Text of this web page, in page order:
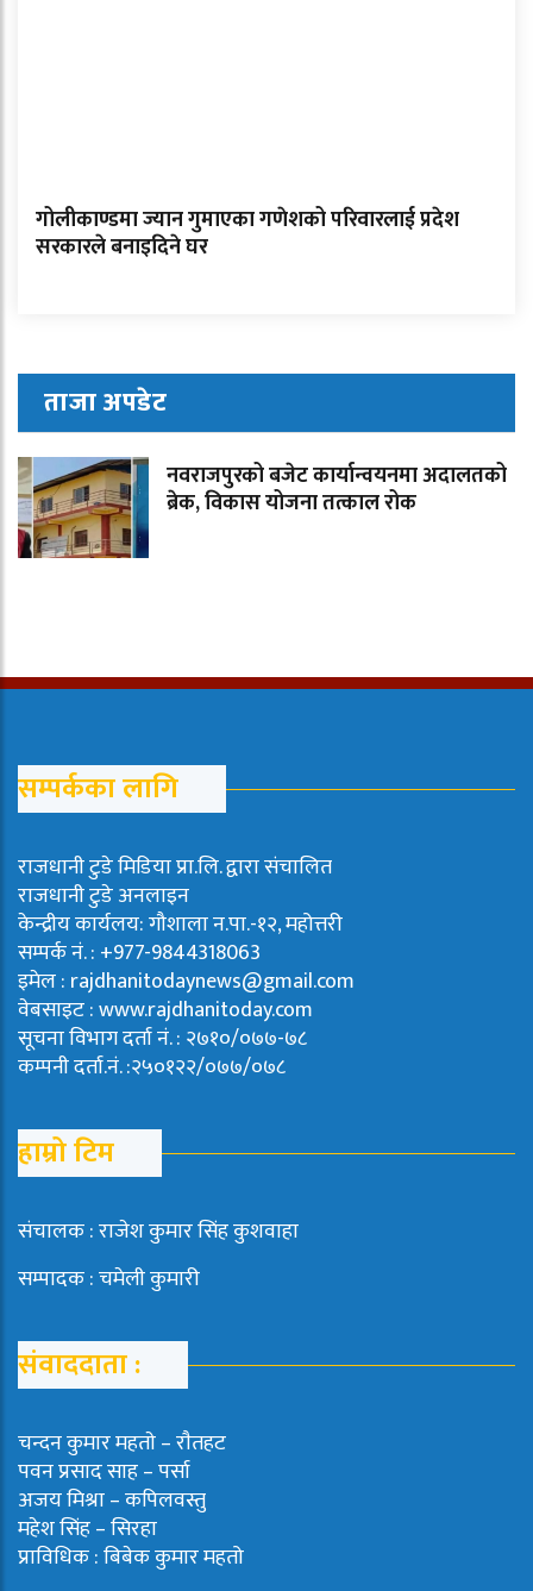
गोलीकाण्डमा ज्यान गुमाएका गणेशको परिवारलाई प्रदेश
सरकारले बनाइदिने घर
ताजा अपडेट
नवराजपुरको बजेट कार्यान्वयनमा अदालतको
ब्रेक, विकास योजना तत्काल रोक
सम्पर्कका लागि
राजधानी टुडे मिडिया प्रा.लि. द्वारा संचालित
राजधानी टुडे अनलाइन
केन्द्रीय कार्यलय: गौशाला न.पा.-१२, महोत्तरी
सम्पर्क नं. : +977-9844318063
इमेल : rajdhanitodaynews@gmail.com
वेबसाइट : www.rajdhanitoday.com
सूचना विभाग दर्ता नं. : २७१०/०७७-७८
कम्पनी दर्ता.नं. :२५०१२२/०७७/०७८
हाम्रो टिम
संचालक : राजेश कुमार सिंह कुशवाहा
सम्पादक : चमेली कुमारी
संवाददाता :
चन्दन कुमार महताे – राैतहट
पवन प्रसाद साह – पर्सा
अजय मिश्रा – कपिलवस्तु
महेश सिंह – सिरहा
प्राविधिक : बिबेक कुमार महतो